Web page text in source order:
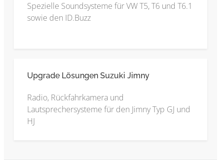
Spezielle Soundsysteme für VW T5, T6 und T6.1
sowie den ID.Buzz
Upgrade Lösungen Suzuki Jimny
Radio, Rückfahrkamera und
Lautsprechersysteme für den Jimny Typ GJ und
HJ